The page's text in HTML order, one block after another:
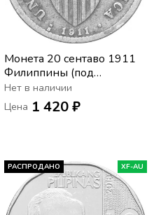
Монета 20 сентаво 1911
Филиппины (под
администрацией США)
Нет в наличии
Цена 1 420 ₽
РАСПРОДАНО XF-AU